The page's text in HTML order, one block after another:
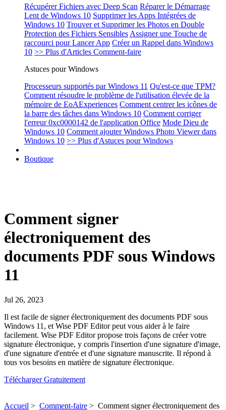
Récupérer Fichiers avec Deep Scan Réparer le Démarrage
Lent de Windows 10 Supprimer les Apps Intégrées de
Windows 10 Trouver et Supprimer les Photos en Double
Protection des Fichiers Sensibles Assigner une Touche de
raccourci pour Lancer App Créer un Rappel dans Windows
10 >> Plus d'Articles Comment-faire
Astuces pour Windows
Processeurs supportés par Windows 11 Qu'est-ce que TPM?
Comment résoudre le problème de l'utilisation élevée de la
mémoire de EoAExperiences Comment centrer les icônes de
la barre des tâches dans Windows 10 Comment corriger
l'erreur 0xc0000142 de l'application Office Mode Dieu de
Windows 10 Comment ajouter Windows Photo Viewer dans
Windows 10 >> Plus d'Astuces pour Windows
Boutique
Comment signer
électroniquement des
documents PDF sous Windows
11
Jul 26, 2023
Il est facile de signer électroniquement des documents PDF sous
Windows 11, et Wise PDF Editor peut vous aider à le faire
facilement. Wise PDF Editor propose trois façons de créer votre
signature électronique, y compris l'insertion d'une signature d'image,
d'une signature d'entrée et d'une signature manuscrite. Il répond à
tous vos besoins en matière de signature électronique.
Télécharger Gratuitement
Accueil > Comment-faire > Comment signer électroniquement des